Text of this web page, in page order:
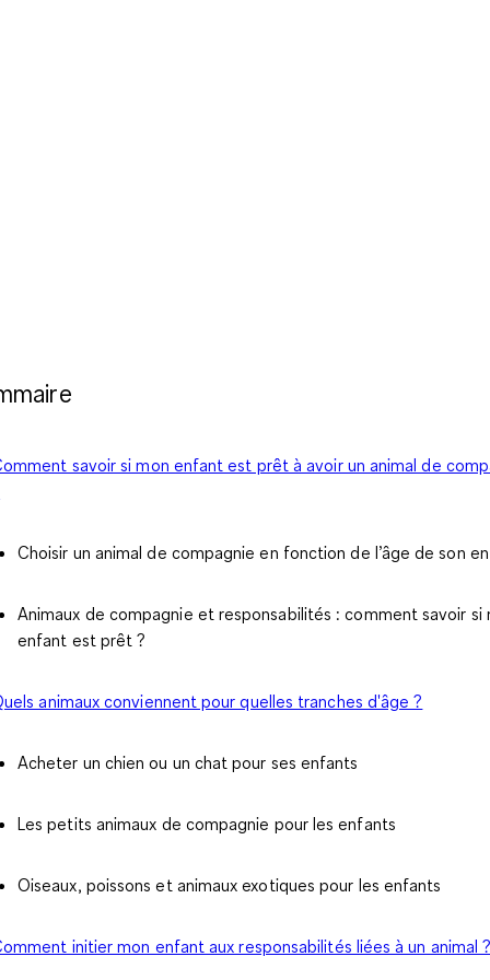
savoir si mon enfant est prêt à avoir un animal de
Choisir un animal de compagnie en fonction de l’âge de son
Animaux de compagnie et responsabilités : comment savoir si
enfant est prêt ?
animaux conviennent pour quelles tranches d'âge ?
Acheter un chien ou un chat pour ses enfants
Les petits animaux de compagnie pour les enfants
Oiseaux, poissons et animaux exotiques pour les enfants
initier mon enfant aux responsabilités liées à un animal